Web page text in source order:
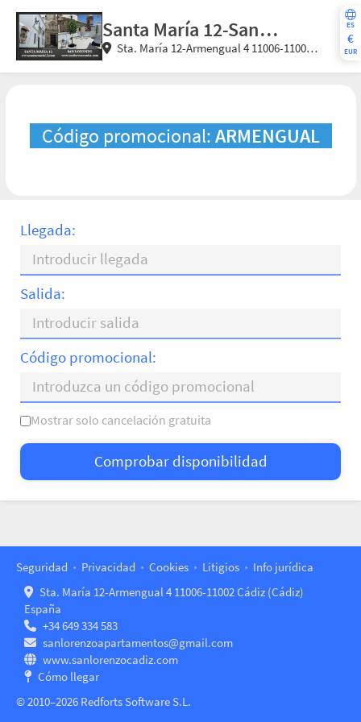
ES
€
EUR
Santa María 12-San
Lorenzo Apartamentos
Sta. María 12-Armengual 4 11006-11002
Cádiz (Cádiz) España
Código promocional:ARMENGUAL
Llegada:
Salida:
Código promocional:
L M X J V S D
—= Solo salida ×= Sin disponibilidad
Mostrar solo cancelación gratuita
Comprobar disponibilidad
Seguridad Privacidad Cookies Litigios
Info jurídica
Sta. María 12-Armengual 4 11006-11002 Cádiz (Cádiz)
España
+34 649 334 583
sanlorenzoapartamentos@gmail.com
www.sanlorenzocadiz.com
Cómo llegar
© 2010–2026 Redforts Software S.L.